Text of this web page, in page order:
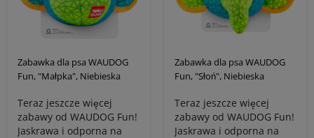
Zabawka dla psa WAUDOG
Fun, "Małpka", Niebieska
Teraz jeszcze więcej
zabawy od WAUDOG Fun!
Jaskrawa i odporna na
Zabawka dla psa WAUDOG
Fun, "Słoń", Niebieska
Teraz jeszcze więcej
zabawy od WAUDOG Fun!
Jaskrawa i odporna na